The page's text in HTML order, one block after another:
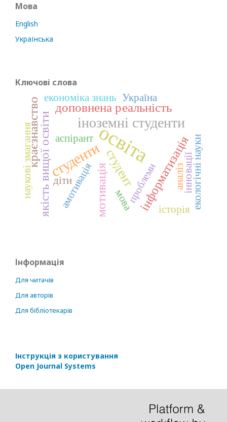
Мова
English
Українська
Ключові слова
освіта
іноземні студенти
студенти інформатизація
якість вищої освіти студент
мотивація
краєзнавство доповнена реальність
аспірант
амотивація інновації
проблеми екологічні науки
наукові змагання
Україна
діти
історія
економіка знань
мова
аналіз
Інформація
Для читачів
Для авторів
Для бібліотекарів
Інструкція з користування
Open Journal Systems